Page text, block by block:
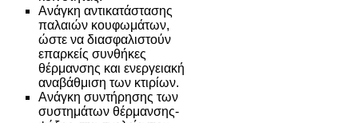
Ανάγκη αντικατάστασης
παλαιών κουφωμάτων,
ώστε να διασφαλιστούν
επαρκείς συνθήκες
θέρμανσης και ενεργειακή
αναβάθμιση των κτιρίων.
Ανάγκη συντήρησης των
συστημάτων θέρμανσης-